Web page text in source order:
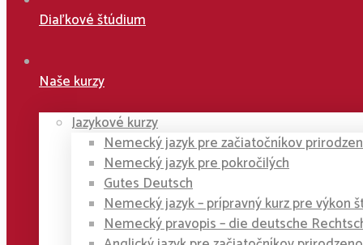
Diaľkové štúdium
Naše kurzy
Jazykové kurzy
Nemecký jazyk pre začiatočníkov
Nemecký jazyk pre pokročilých
Gutes Deutsch
Nemecký jazyk – prípravný kurz pre výkon
Nemecký pravopis – die deutsche